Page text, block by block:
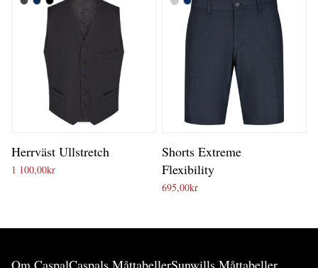
Herrväst Ullstretch
1 100,00kr
Shorts Extreme
Flexibility
695,00kr
Om CaspalCaspals MåttabellerSunwills Måttabeller